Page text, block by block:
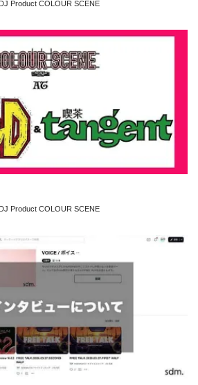
Product COLOUR SCENE
Product COLOUR SCENE